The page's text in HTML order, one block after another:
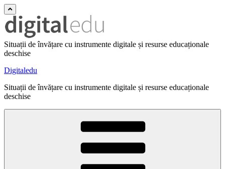
Situații de învățare cu instrumente digitale și resurse educaționale
deschise
Digitaledu
Situații de învățare cu instrumente digitale și resurse educaționale
deschise